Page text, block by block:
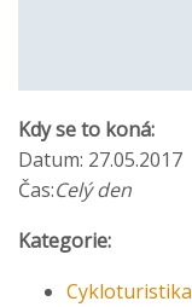
Kdy se to koná:
Datum: 27.05.2017
Čas:Celý den
Kategorie:
Cykloturistika